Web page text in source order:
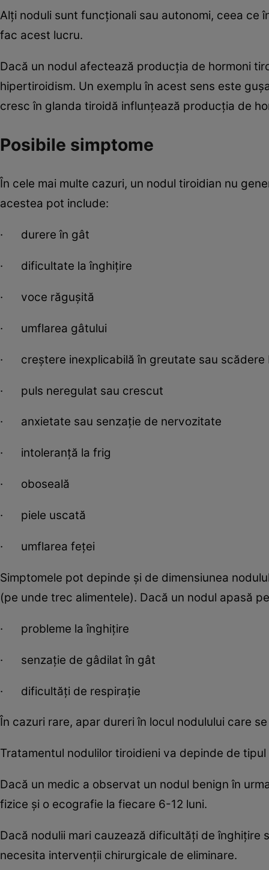
Alți noduli sunt funcționali sau autonomi, ceea ce
fac acest lucru.
Dacă un nodul afectează producția de hormoni
hipertiroidism. Un exemplu în acest sens este
cresc în glanda tiroidă influnțează producția de
Posibile simptome
În cele mai multe cazuri, un nodul tiroidian nu
acestea pot include:
· durere în gât
· dificultate la înghițire
· voce răgușită
· umflarea gâtului
· creștere inexplicabilă în greutate sau scădere
· puls neregulat sau crescut
· anxietate sau senzație de nervozitate
· intoleranță la frig
· oboseală
· piele uscată
· umflarea feței
Simptomele pot depinde și de dimensiunea
(pe unde trec alimentele). Dacă un nodul apasă
· probleme la înghițire
· senzație de gâdilat în gât
· dificultăți de respirație
În cazuri rare, apar dureri în locul nodulului care
Tratamentul nodulilor tiroidieni va depinde de
Dacă un medic a observat un nodul benign în
fizice și o ecografie la fiecare 6-12 luni.
Dacă nodulii mari cauzează dificultăți de
necesita intervenții chirurgicale de eliminare.